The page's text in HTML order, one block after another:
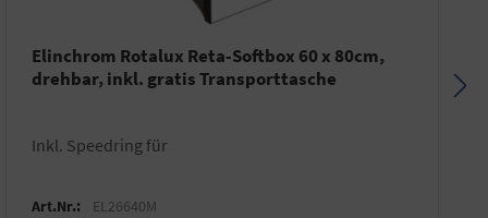
Elinchrom Rotalux Reta-Softbox 60 x 80cm,
drehbar, inkl. gratis Transporttasche
inkl. Speedring für
Art.Nr.: EL26640M